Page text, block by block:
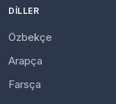
DILLER
Özbekçe
Arapça
Farsça